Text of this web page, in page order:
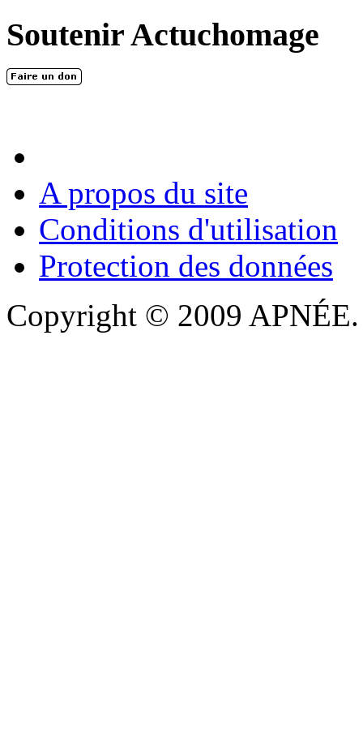
Soutenir Actuchomage
A propos du site
Conditions d'utilisation
Protection des données
Copyright © 2009 APNÉE.